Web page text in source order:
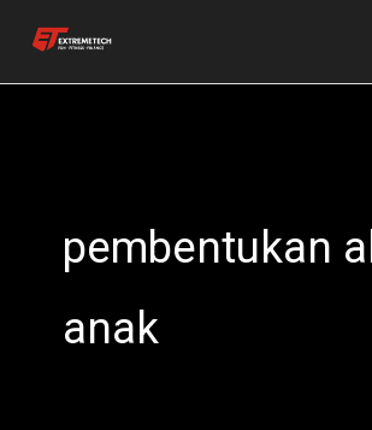
content
pembentukan
anak